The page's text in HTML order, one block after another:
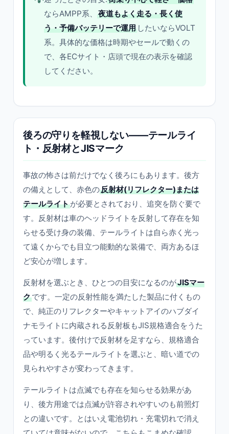
ならAMPP系、
夜道もよく走る・長く使
う・予備バッテリーで運用 したいならVOLT
系。具体的な価格は時期やセールで動くの
で、各ECサイト・店頭で現在の表示を確認
してください。
後ろの守りを軽視しない——テールライ
ト・反射材とJISマーク
事故の怖さは前だけでなく後ろにもあります。後方
の備えとして、赤色の反射材(リフレクター)または
テールライトが必要とされており、追突を防ぐ要で
す。反射材は車のヘッドライトを反射して存在を知
らせる受け身の装備、テールライトは自ら赤く光っ
て遠くからでも目立つ能動的な装備で、両方あるほ
ど安心が増します。
反射材を選ぶとき、ひとつの目安になるのがJISマー
クです。一定の反射性能を満たした製品に付くもの
で、純正のリフレクターやキャットアイのハブダイ
ナモライトに内蔵される反射板もJIS規格適合をうた
っています。後付けで反射材を足すなら、規格適合
品や明るく光るテールライトを選ぶと、暗い道での
見られやすさが変わってきます。
テールライトは点滅でも存在を知らせる効果があ
り、後方用途では点滅が許容されやすいのも前照灯
との違いです。とはいえ電池切れ・充電切れで消え